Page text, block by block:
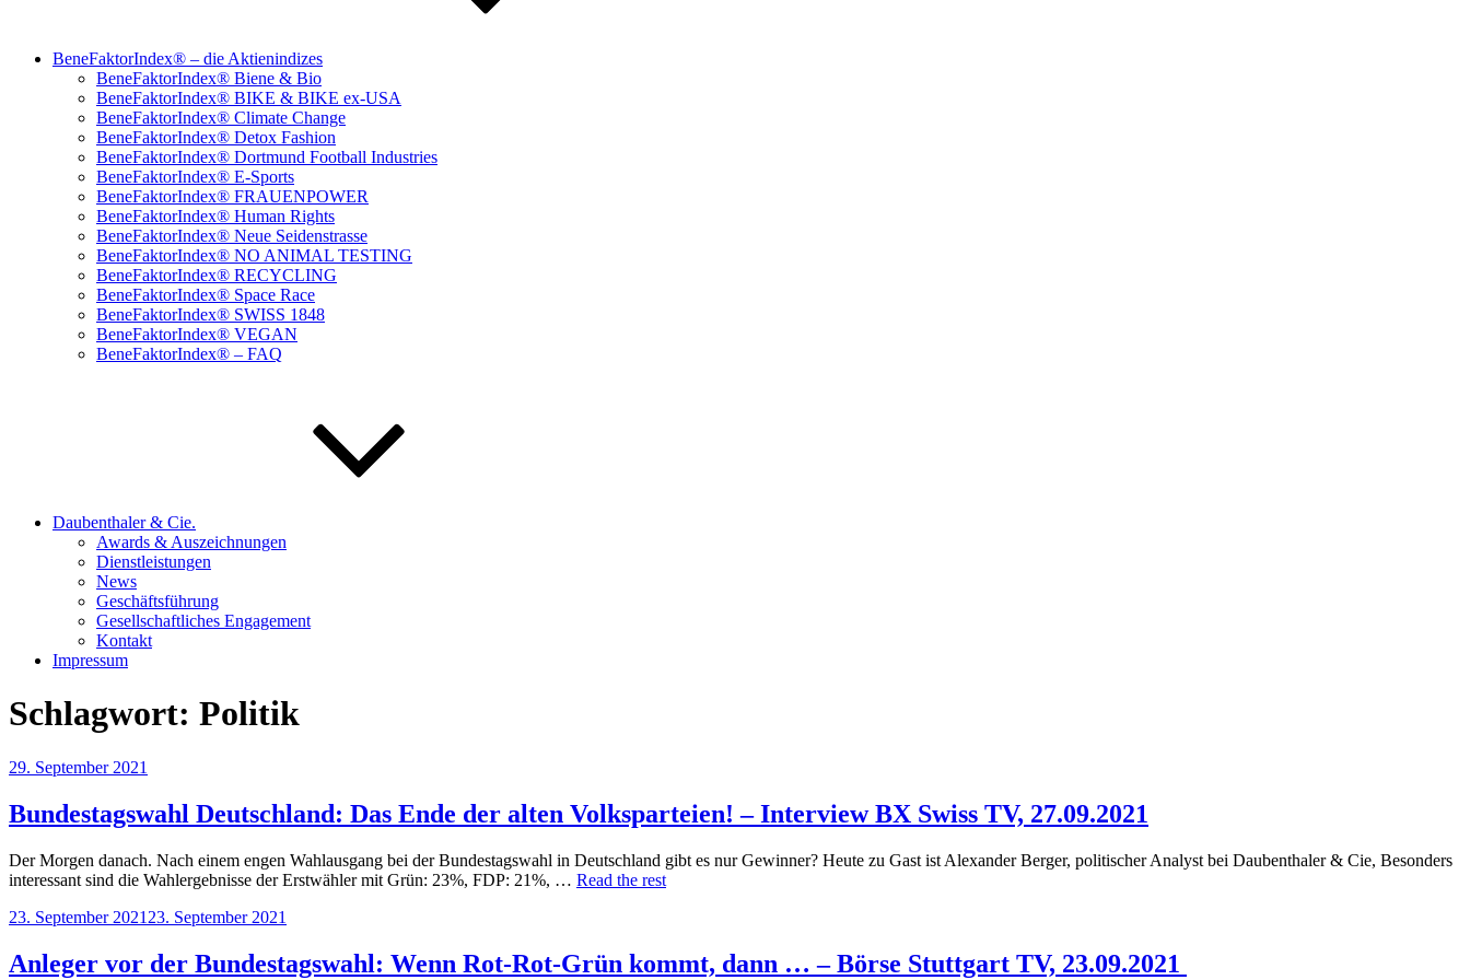
BeneFaktorIndex® – die Aktienindizes
BeneFaktorIndex® Biene & Bio
BeneFaktorIndex® BIKE & BIKE ex-USA
BeneFaktorIndex® Climate Change
BeneFaktorIndex® Detox Fashion
BeneFaktorIndex® Dortmund Football Industries
BeneFaktorIndex® E-Sports
BeneFaktorIndex® FRAUENPOWER
BeneFaktorIndex® Human Rights
BeneFaktorIndex® Neue Seidenstrasse
BeneFaktorIndex® NO ANIMAL TESTING
BeneFaktorIndex® RECYCLING
BeneFaktorIndex® Space Race
BeneFaktorIndex® SWISS 1848
BeneFaktorIndex® VEGAN
BeneFaktorIndex® – FAQ
Daubenthaler & Cie.
Awards & Auszeichnungen
Dienstleistungen
News
Geschäftsführung
Gesellschaftliches Engagement
Kontakt
Impressum
Schlagwort: Politik
Veröffentlicht
29. September 2021
Bundestagswahl Deutschland: Das Ende der alten Volksparteien! – Interview BX Swiss TV, 27.09.2021
Der Morgen danach. Nach einem engen Wahlausgang bei der Bundestagswahl in Deutschland gibt es nur Gewinner? Heute zu Gast ist Alexander Berger, politischer Analyst bei Daubenthaler & Cie, Besonders
interessant sind die Wahlergebnisse der Erstwähler mit Grün: 23%, FDP: 21%, … Read the rest
Veröffentlicht
23. September 2021 23. September 2021
Anleger vor der Bundestagswahl: Wenn Rot-Rot-Grün kommt, dann … – Börse Stuttgart TV, 23.09.2021